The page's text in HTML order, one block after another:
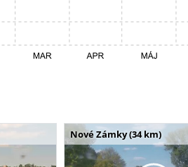
Nové Zámky (34 km)